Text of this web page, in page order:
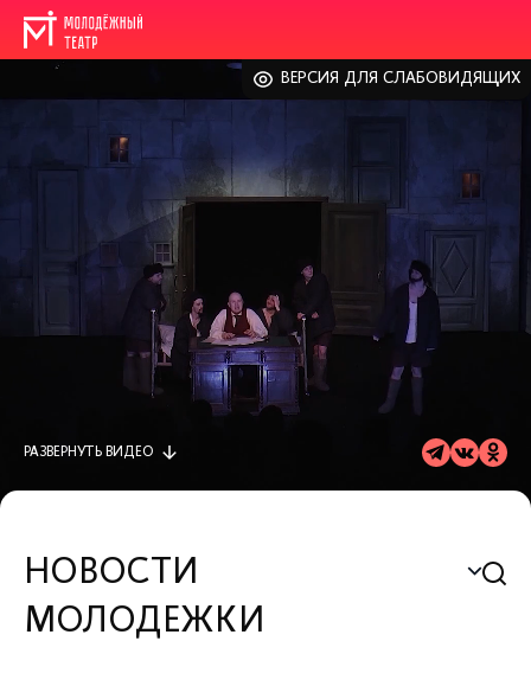
ВЕРСИЯ ДЛЯ СЛАБОВИДЯЩИХ
РАЗВЕРНУТЬ ВИДЕО
НОВОСТИ
МОЛОДЕЖКИ